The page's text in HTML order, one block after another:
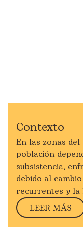
Contexto
En las zonas
población
subsistencia,
debido al
recurrentes y la
LEER MÁS